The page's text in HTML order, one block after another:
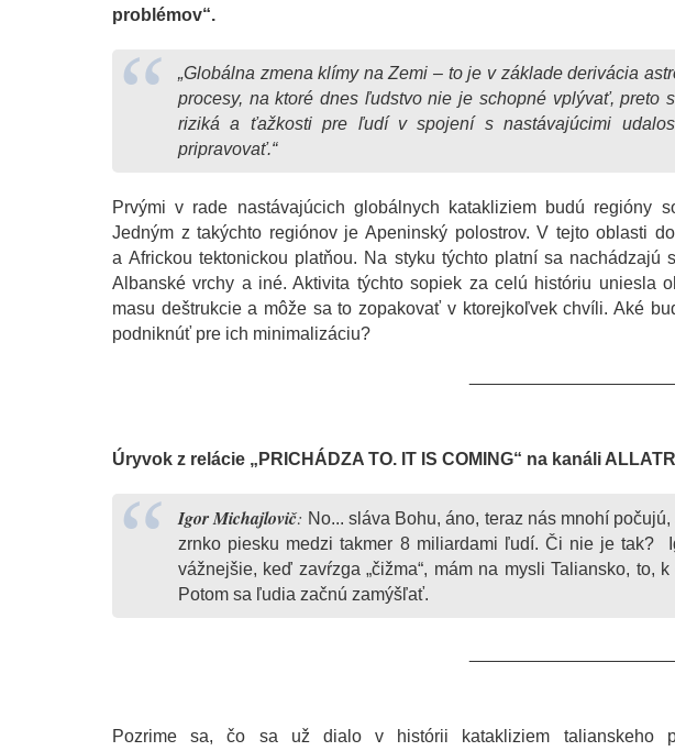
problémov“.
„Globálna zmena klímy na Zemi – to je v základe derivácia
procesy, na ktoré dnes ľudstvo nie je schopné vplývať, preto
riziká a ťažkosti pre ľudí v spojení s nastávajúcimi
pripravovať.“
Prvými v rade nastávajúcich globálnych katakliziem budú regióny
Jedným z takýchto regiónov je Apeninský polostrov. V tejto oblasti
a Africkou tektonickou platňou. Na styku týchto platní sa nachádzajú
Albanské vrchy a iné. Aktivita týchto sopiek za celú históriu uniesla
masu deštrukcie a môže sa to zopakovať v ktorejkoľvek chvíli. Aké
podniknúť pre ich minimalizáciu?
Úryvok z relácie „PRICHÁDZA TO. IT IS COMING“ na kanáli
Igor Michajlovič: No... sláva Bohu, áno, teraz nás mnohí
zrnko piesku medzi takmer 8 miliardami ľudí. Či nie je tak?
vážnejšie, keď zavŕzga „čižma“, mám na mysli Taliansko, to,
Potom sa ľudia začnú zamýšľať.
Pozrime sa, čo sa už dialo v histórii katakliziem talianskeho